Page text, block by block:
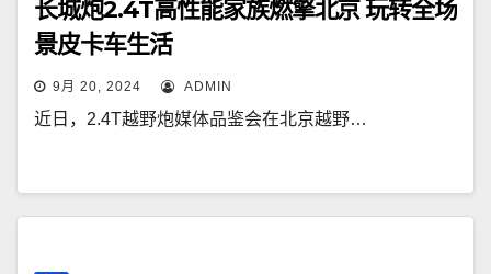
长城炮2.4T高性能家族燃擎北京 玩转全场
景皮卡车生活
9月 20, 2024 ADMIN
近日，2.4T越野炮媒体品鉴会在北京越野…